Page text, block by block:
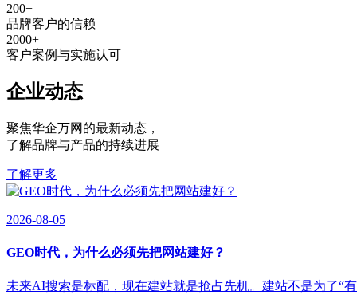
200+
品牌客户的信赖
2000+
客户案例与实施认可
企业动态
聚焦华企万网的最新动态 ，
了解品牌与产品的持续进展
了解更多
2026-08-05
GEO时代，为什么必须先把网站建好？
未来AI搜索是标配，现在建站就是抢占先机。建站不是为了“